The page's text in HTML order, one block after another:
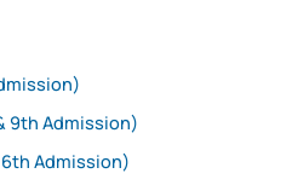
9th Admission)
6th Admission)